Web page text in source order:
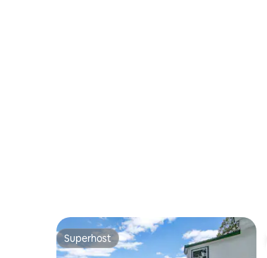
Superhost
Superhost